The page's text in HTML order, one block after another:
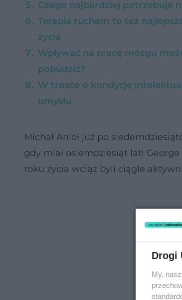
Czego najbardziej potrzebuje
Terapia ruchem to też
życia
Wpływać na pracę mózgu
pobudzić?
W trosce o kondycję
umysłu
Michał Anioł już po
gdy miał osiemdziesiąt lat!
roku życia wciąż byli ciągle
Drogi
My,